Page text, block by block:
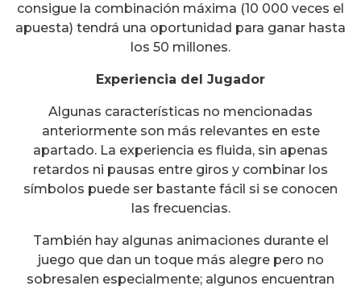
consigue la combinación máxima (10 000 veces el
apuesta) tendrá una oportunidad para ganar hasta
los 50 millones.
Experiencia del Jugador
Algunas características no mencionadas
anteriormente son más relevantes en este
apartado. La experiencia es fluida, sin apenas
retardos ni pausas entre giros y combinar los
símbolos puede ser bastante fácil si se conocen
las frecuencias.
También hay algunas animaciones durante el
juego que dan un toque más alegre pero no
sobresalen especialmente; algunos encuentran